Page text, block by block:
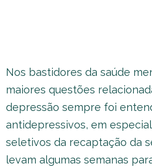
Nos bastidores da saúde
maiores questões
depressão sempre foi
antidepressivos, em
seletivos da recaptação da
levam algumas semanas